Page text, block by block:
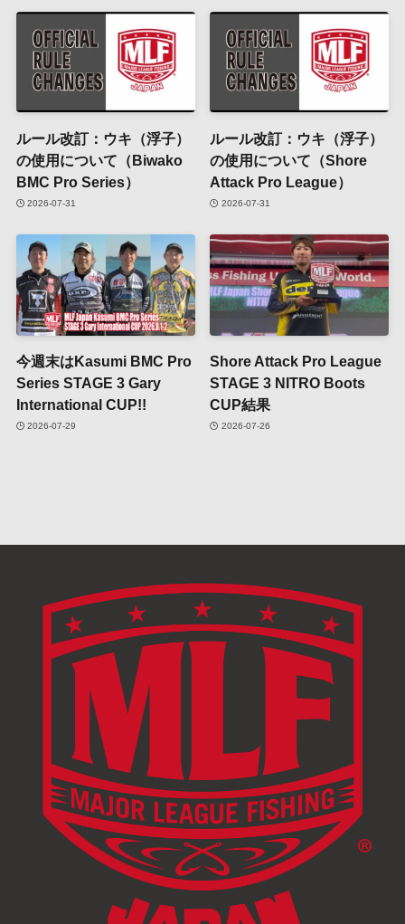
ルール改訂：ウキ（浮子）
の使用について（Biwako
BMC Pro Series）
2026-07-31
ルール改訂：ウキ（浮子）
の使用について（Shore
Attack Pro League）
2026-07-31
今週末はKasumi BMC Pro
Series STAGE 3 Gary
International CUP!!
2026-07-29
Shore Attack Pro League
STAGE 3 NITRO Boots
CUP結果
2026-07-26